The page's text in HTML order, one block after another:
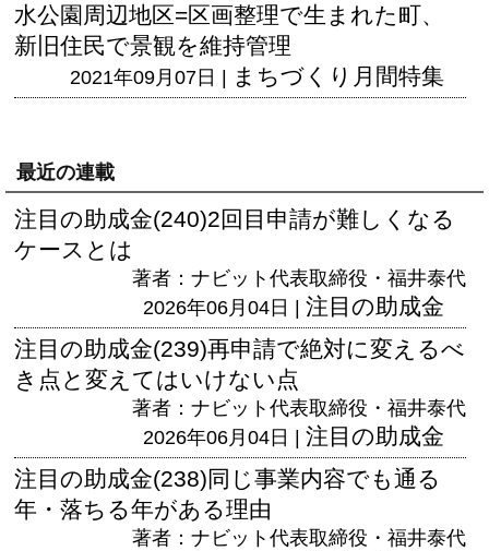
水公園周辺地区=区画整理で生まれた町、
新旧住民で景観を維持管理
2021年09月07日 | まちづくり月間特集
最近の連載
注目の助成金(240)2回目申請が難しくなる
ケースとは
著者：ナビット代表取締役・福井泰代
2026年06月04日 | 注目の助成金
注目の助成金(239)再申請で絶対に変えるべ
き点と変えてはいけない点
著者：ナビット代表取締役・福井泰代
2026年06月04日 | 注目の助成金
注目の助成金(238)同じ事業内容でも通る
年・落ちる年がある理由
著者：ナビット代表取締役・福井泰代